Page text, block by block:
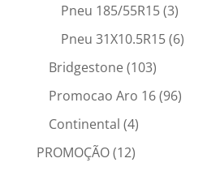
Pneu 185/55R15(3)
Pneu 31X10.5R15(6)
Bridgestone(103)
Promocao Aro 16(96)
Continental (4)
PROMOÇÃO(12)